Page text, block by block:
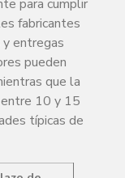
para cumplir
fabricantes
entregas
pueden
que la
entre 10 y 15
típicas de